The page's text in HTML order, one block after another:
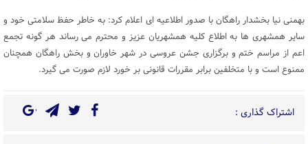
بهمنی نیا بخشدار راهگان با صدور اطلاعیه ای اعلام کرد: به خاطر حفظ سلامتی خود و
سایر همشهری ها به اطلاع کلیه همشهریان عزیز و محترم می رساند هر گونه تجمع
اعم از مراسم ختم و برگزاری جشن عروسی در شهر خاوران و بخش راهگان همچنان
ممنوع است و با متخلفین برابر مقررات قانونی بر خورد لازم صورت می گیرد.
اشتراک گذاری :